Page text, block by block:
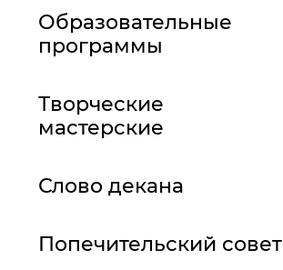
Образовательные
программы
Творческие
мастерские
Слово декана
Попечительский совет